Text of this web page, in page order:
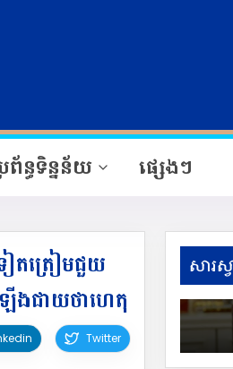
ព័ន្ធទិន្នន័យ ផ្សេងៗ
ៀតត្រៀមជួយ
ើងជាយថាហេតុ
Twitter
សារស្
សម្ត
ប្រធា